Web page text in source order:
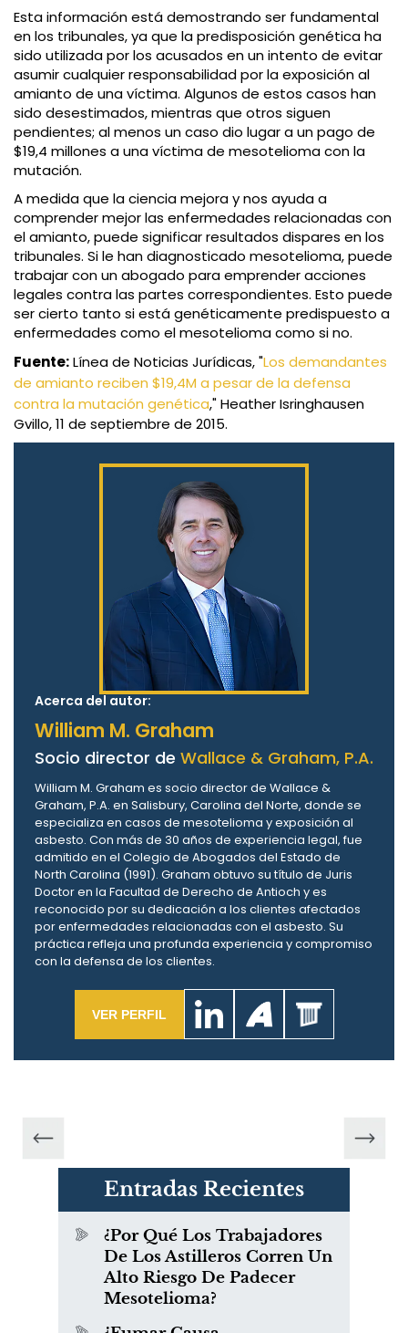
Esta información está demostrando ser fundamental
en los tribunales, ya que la predisposición genética ha
sido utilizada por los acusados en un intento de evitar
asumir cualquier responsabilidad por la exposición al
amianto de una víctima. Algunos de estos casos han
sido desestimados, mientras que otros siguen
pendientes; al menos un caso dio lugar a un pago de
$19,4 millones a una víctima de mesotelioma con la
mutación.
A medida que la ciencia mejora y nos ayuda a
comprender mejor las enfermedades relacionadas con
el amianto, puede significar resultados dispares en los
tribunales. Si le han diagnosticado mesotelioma, puede
trabajar con un abogado para emprender acciones
legales contra las partes correspondientes. Esto puede
ser cierto tanto si está genéticamente predispuesto a
enfermedades como el mesotelioma como si no.
Fuente:Línea de Noticias Jurídicas, "Los demandantes
de amianto reciben $19,4M a pesar de la defensa
contra la mutación genética," Heather Isringhausen
Gvillo, 11 de septiembre de 2015.
Acerca del autor:
William M. Graham
Socio director de Wallace & Graham, P.A.
William M. Graham es socio director de Wallace &
Graham, P.A. en Salisbury, Carolina del Norte, donde se
especializa en casos de mesotelioma y exposición al
asbesto. Con más de 30 años de experiencia legal, fue
admitido en el Colegio de Abogados del Estado de
North Carolina (1991). Graham obtuvo su título de Juris
Doctor en la Facultad de Derecho de Antioch y es
reconocido por su dedicación a los clientes afectados
por enfermedades relacionadas con el asbesto. Su
práctica refleja una profunda experiencia y compromiso
con la defensa de los clientes.
VER PERFIL
Entradas Recientes
¿Por Qué Los Trabajadores
De Los Astilleros Corren Un
Alto Riesgo De Padecer
Mesotelioma?